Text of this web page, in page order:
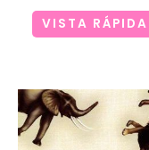
VISTA RÁPIDA